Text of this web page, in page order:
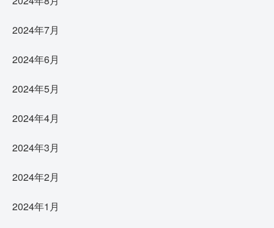
2024年7月
2024年6月
2024年5月
2024年4月
2024年3月
2024年2月
2024年1月